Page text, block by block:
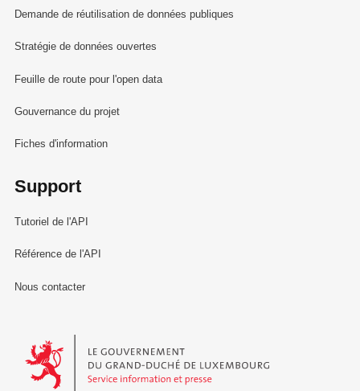
Demande de réutilisation de données publiques
Stratégie de données ouvertes
Feuille de route pour l'open data
Gouvernance du projet
Fiches d'information
Support
Tutoriel de l'API
Référence de l'API
Nous contacter
Le Gouvernement du Grand-Duché de Luxembourg - Service